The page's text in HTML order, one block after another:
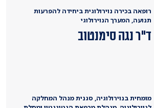
רופאה בכירה נוירולוגית ביחידה להפרעות
תנועה, המערך הנוירולוגי
ד"ר נגה סימנטוב
מומחית בנוירולוגיה, סגנית מנהל המחלקה